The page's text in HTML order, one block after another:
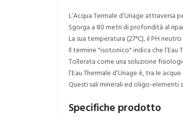
L’Acqua Termale d’Uriage
Sgorga a 80 metri di profondità al
La sua temperatura (27°C), il PH
Il termine "isotonico" indica che l’Eau
Tollerata come una soluzione
l’Eau Thermale d’Uriage è, tra le
Questi sali minerali ed oligo-
Specifiche prodotto